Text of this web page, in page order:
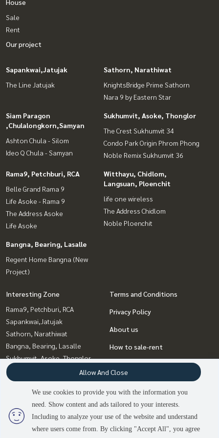
2 people are viewing
Contact us
House
Sale
Rent
Our project
Sapankwai,Jatujak
The Line Jatujak
Sathorn, Narathiwat
KnightsBridge Prime Sathorn
Nara 9 by Eastern Star
Siam Paragon
,Chulalongkorn,Samyan
Ashton Chula - Silom
Ideo Q Chula - Samyan
Sukhumvit, Asoke, Thonglor
The Crest Sukhumvit 34
Condo Park Origin Phrom Phong
Noble Remix Sukhumvit 36
Rama9, Petchburi, RCA
Belle Grand Rama 9
Life Asoke - Rama 9
The Address Asoke
Life Asoke
Witthayu, Chidlom,
Langsuan, Ploenchit
life one wireless
The Address Chidlom
Noble Ploenchit
Bangna, Bearing, Lasalle
Regent Home Bangna (New
Project)
Interesting Zone
Rama9, Petchburi, RCA
Sapankwai,Jatujak
Sathorn, Narathiwat
Bangna, Bearing, Lasalle
Sukhumvit, Asoke, Thonglor
Siam Paragon
,Chulalongkorn,Samyan
Witthayu, Chidlom, Langsuan,
Ploenchit
Terms and Conditions
Privacy Policy
About us
How to sale-rent
Contact
We use cookies to provide you with the information you
need. Show content and ads tailored to your interests.
Including to analyze your use of the website and understand
where users come from. By clicking "Accept All", you agree
Allow And Close